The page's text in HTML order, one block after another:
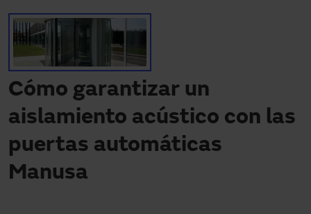
Cómo garantizar un
aislamiento acústico con las
puertas automáticas
Manusa